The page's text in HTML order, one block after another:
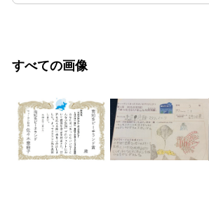
すべての画像